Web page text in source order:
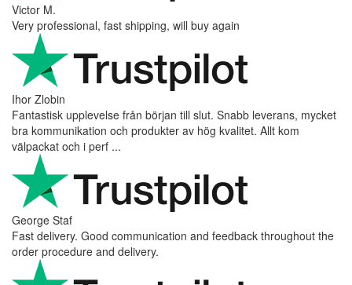
Victor M.
Very professional, fast shipping, will buy again
Ihor Zlobin
Fantastisk upplevelse från början till slut. Snabb leverans, mycket
bra kommunikation och produkter av hög kvalitet. Allt kom
välpackat och i perf ...
George Staf
Fast delivery. Good communication and feedback throughout the
order procedure and delivery.